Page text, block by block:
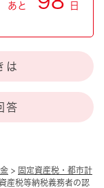
> 固定資産税・都市計
産税等納税義務者の認
あと 日
は
答